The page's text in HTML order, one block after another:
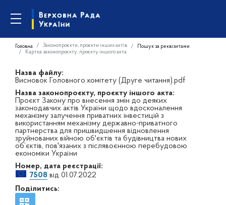
Головна Законопроєкти, проєкти інших актів
Пошук за реквізитами
Картка законопроєкту, проєкту іншого акта
Назва файлу:
Висновок Головного комітету (Друге читання).pdf
Назва законопроєкту, проєкту іншого акта:
Проєкт Закону про внесення змін до деяких
законодавчих актів України щодо вдосконалення
механізму залучення приватних інвестицій з
використанням механізму державно-приватного
партнерства для пришвидшення відновлення
зруйнованих війною об'єктів та будівництва нових
об’єктів, пов'язаних з післявоєнною перебудовою
економіки України
Номер, дата реєстрації:
7508 від 01.07.2022
Поділитись: